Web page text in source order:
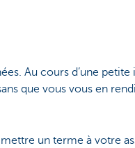
Au cours d’une
que vous vous en
un terme à votre